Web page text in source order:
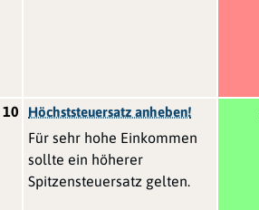
10
Höchststeuersatz anheben!
Für sehr hohe Einkommen
sollte ein höherer
Spitzensteuersatz gelten.